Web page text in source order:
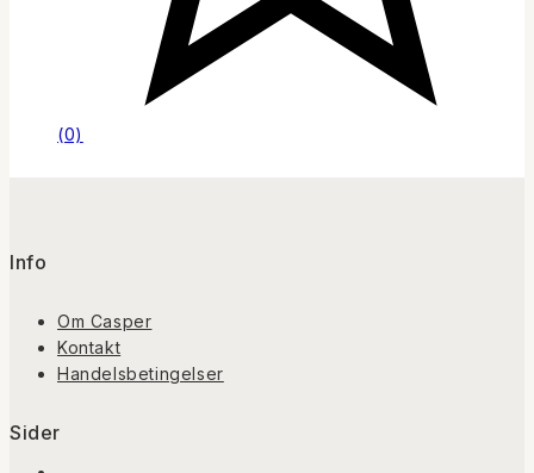
(0)
Info
Om Casper
Kontakt
Handelsbetingelser
Sider